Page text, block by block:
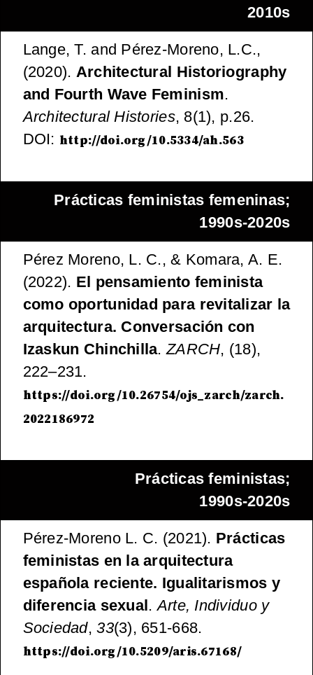
2010s
Lange, T. and Pérez-Moreno, L.C.,
(2020). Architectural Historiography
and Fourth Wave Feminism.
Architectural Histories, 8(1), p.26.
DOI: http://doi.org/10.5334/ah.563
Prácticas feministas femeninas;
1990s-2020s
Pérez Moreno, L. C., & Komara, A. E.
(2022). El pensamiento feminista
como oportunidad para revitalizar la
arquitectura. Conversación con
Izaskun Chinchilla.ZARCH, (18),
222–231.
https://doi.org/10.26754/ojs_zarch/zarch.
2022186972
Prácticas feministas;
1990s-2020s
Pérez-Moreno L. C. (2021). Prácticas
feministas en la arquitectura
española reciente. Igualitarismos y
diferencia sexual .Arte, Individuo y
Sociedad,33(3), 651-668.
https://doi.org/10.5209/aris.67168/